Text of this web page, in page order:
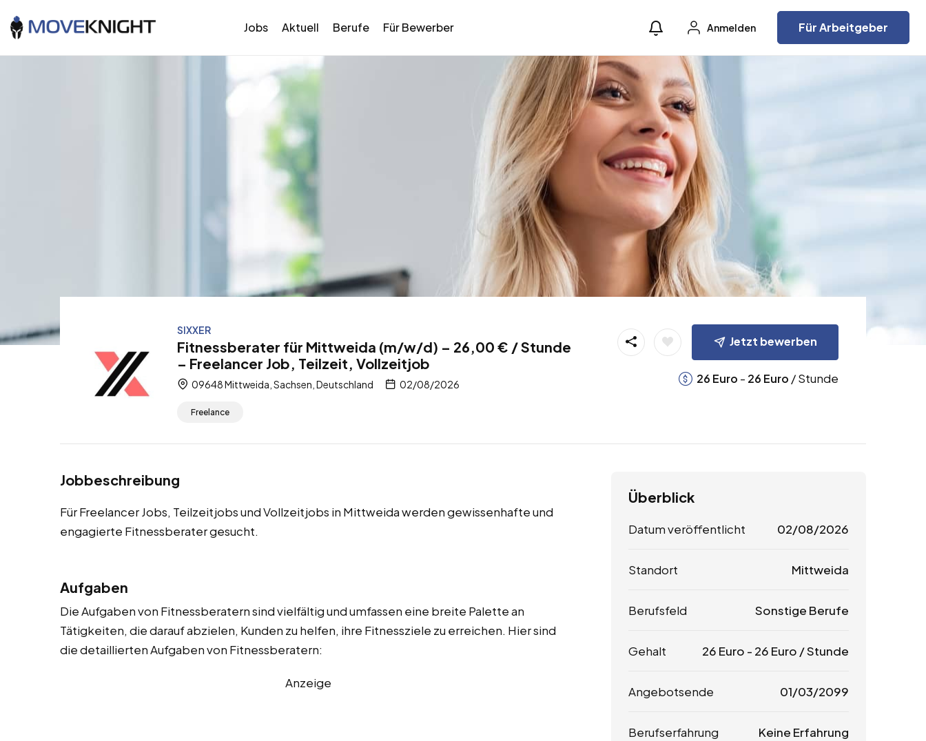
Jobs Aktuell Berufe Für Bewerber Anmelden Für Arbeitgeber
SIXXER
Fitnessberater für Mittweida (m/w/d) – 26,00 € / Stunde
– Freelancer Job, Teilzeit, Vollzeitjob
09648 Mittweida, Sachsen, Deutschland 02/08/2026
Freelance
Jetzt bewerben
26 Euro - 26 Euro / Stunde
Jobbeschreibung
Für Freelancer Jobs, Teilzeitjobs und Vollzeitjobs in Mittweida werden gewissenhafte und
engagierte Fitnessberater gesucht.
Aufgaben
Die Aufgaben von Fitnessberatern sind vielfältig und umfassen eine breite Palette an
Tätigkeiten, die darauf abzielen, Kunden zu helfen, ihre Fitnessziele zu erreichen. Hier sind
die detaillierten Aufgaben von Fitnessberatern:
Anzeige
Überblick
Datum veröffentlicht 02/08/2026
Standort Mittweida
Berufsfeld Sonstige Berufe
Gehalt 26 Euro - 26 Euro / Stunde
Angebotsende 01/03/2099
Berufserfahrung Keine Erfahrung